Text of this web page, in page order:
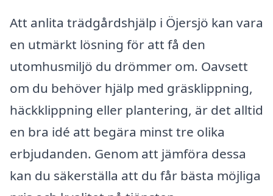
Att anlita trädgårdshjälp i Öjersjö kan vara
en utmärkt lösning för att få den
utomhusmiljö du drömmer om. Oavsett
om du behöver hjälp med gräsklippning,
häckklippning eller plantering, är det alltid
en bra idé att begära minst tre olika
erbjudanden. Genom att jämföra dessa
kan du säkerställa att du får bästa möjliga